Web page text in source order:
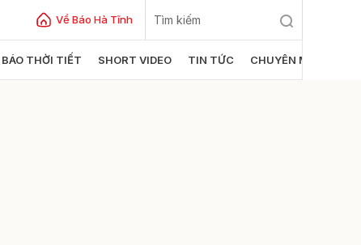
Về Báo Hà Tĩnh
BÁO THỜI TIẾT SHORT VIDEO TIN TỨC CHUYÊN MỤC